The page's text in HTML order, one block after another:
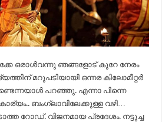
ഒരാൾവന്നു ഞങ്ങളോട് കുറേ നേരം
മറുപടിയായി ഒന്നര കിലോമീറ്റർ
പറഞ്ഞു. എന്നാ പിന്നെ
ബംഗ്ലാവിലേക്കുള്ള വഴി…
റോഡ്. വിജനമായ പ്രദേശം. നട്ടുച്ച